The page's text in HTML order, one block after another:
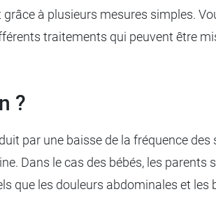
à plusieurs mesures simples.
traitements qui peuvent être
?
par une baisse de la fréquence
Dans le cas des bébés, les
que les douleurs abdominales et